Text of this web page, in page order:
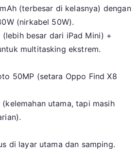
(terbesar di kelasnya) dengan
(nirkabel 50W).
(lebih besar dari iPad Mini) +
multitasking ekstrem.
50MP (setara Oppo Find X8
utama, tapi masih
di layar utama dan samping.